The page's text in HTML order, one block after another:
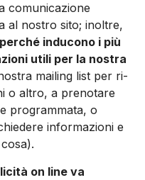
comu­nicazione
al nostro sito; inol­tre,
inducono i più
utili per la nostra
mailing list per ri­
o altro, a prenotare
program­mata, o
informazio­ni e
on line va